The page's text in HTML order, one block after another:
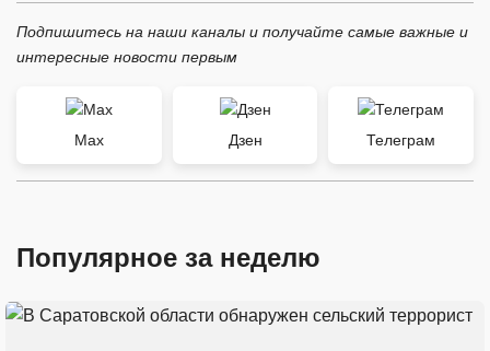
Подпишитесь на наши каналы и получайте самые важные и
интересные новости первым
Max Дзен Телеграм
Популярное за неделю